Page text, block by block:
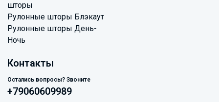
шторы
Рулонные шторы Блэкаут
Рулонные шторы День-
Ночь
Контакты
Остались вопросы? Звоните
+79060609989